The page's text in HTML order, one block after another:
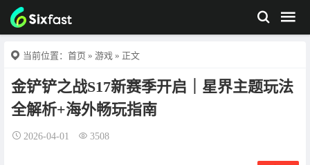
当前位置： 首页 » 游戏 » 正文
金铲铲之战S17新赛季开启｜星界主题玩法
全解析+海外畅玩指南
2026-04-01 3508